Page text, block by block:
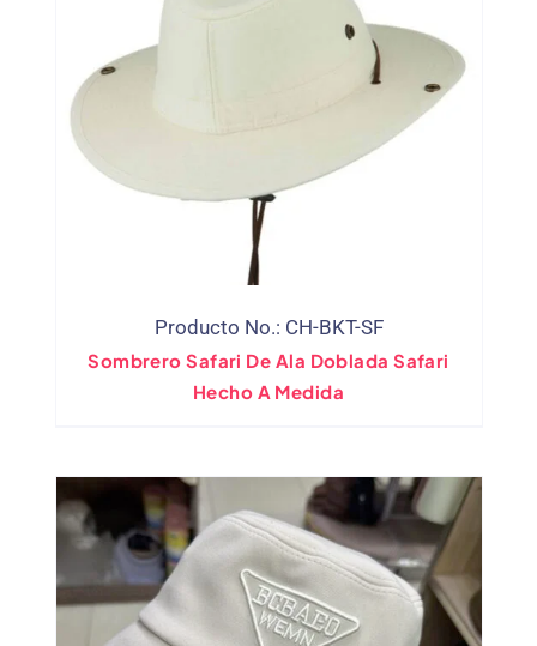
Producto No.: CH-BKT-SF
Sombrero Safari De Ala Doblada Safari
Hecho A Medida